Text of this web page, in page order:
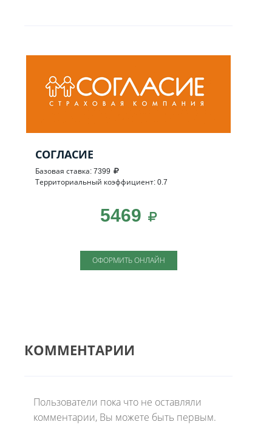
СОГЛАСИЕ
Базовая ставка: 7399
Территориальный коэффициент: 0.7
5469
ОФОРМИТЬ ОНЛАЙН
КОММЕНТАРИИ
Пользователи пока что не оставляли
комментарии, Вы можете быть первым.